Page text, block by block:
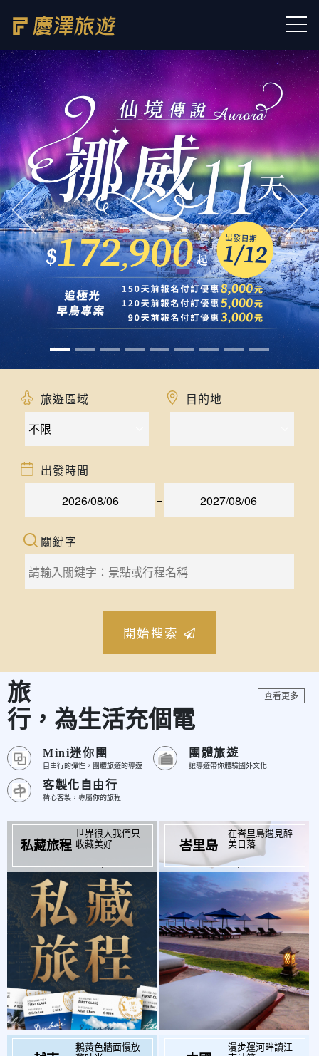
往前 往後
旅遊區域 目的地
出發時間
關鍵字
開始搜索
旅
行，為生活充個電
Mini迷你團
自由行的彈性，團體旅遊的導遊
團體旅遊
讓導遊帶你體驗國外文化
客製化自由行
精心客製，專屬你的旅程
查看更多
私藏旅程
世界很大我們只
收藏美好
$ 峇里島
在峇里島遇見醉
美日落
$27,900
鵝黃色牆面慢放
漫步運河畔讀江